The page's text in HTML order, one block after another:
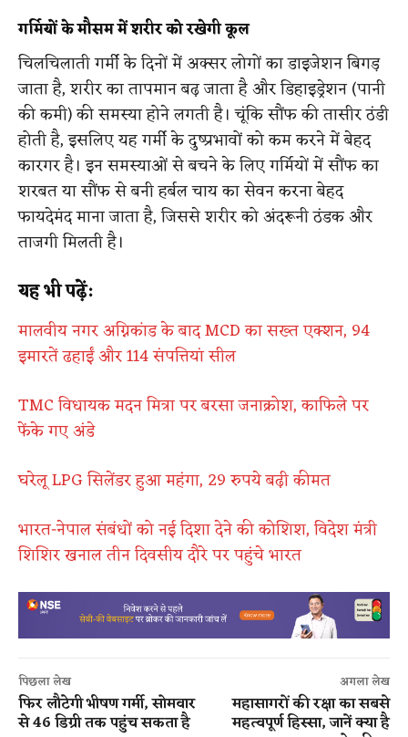
गर्मियों के मौसम में शरीर को रखेगी कूल
चिलचिलाती गर्मी के दिनों में अक्सर लोगों का डाइजेशन बिगड़
जाता है, शरीर का तापमान बढ़ जाता है और डिहाइड्रेशन (पानी
की कमी) की समस्या होने लगती है। चूंकि सौंफ की तासीर ठंडी
होती है, इसलिए यह गर्मी के दुष्प्रभावों को कम करने में बेहद
कारगर है। इन समस्याओं से बचने के लिए गर्मियों में सौंफ का
शरबत या सौंफ से बनी हर्बल चाय का सेवन करना बेहद
फायदेमंद माना जाता है, जिससे शरीर को अंदरूनी ठंडक और
ताजगी मिलती है।
यह भी पढ़ें:
मालवीय नगर अग्निकांड के बाद MCD का सख्त एक्शन, 94
इमारतें ढहाईं और 114 संपत्तियां सील
TMC विधायक मदन मित्रा पर बरसा जनाक्रोश, काफिले पर
फेंके गए अंडे
घरेलू LPG सिलेंडर हुआ महंगा, 29 रुपये बढ़ी कीमत
भारत-नेपाल संबंधों को नई दिशा देने की कोशिश, विदेश मंत्री
शिशिर खनाल तीन दिवसीय दौरे पर पहुंचे भारत
पिछला लेख
फिर लौटेगी भीषण गर्मी, सोमवार
से 46 डिग्री तक पहुंच सकता है
अगला लेख
महासागरों की रक्षा का सबसे
महत्वपूर्ण हिस्सा, जानें क्या है